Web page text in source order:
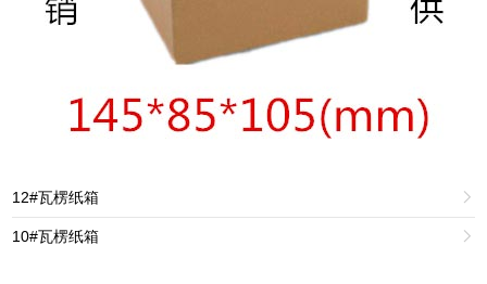
12#瓦楞纸箱 
10#瓦楞纸箱 